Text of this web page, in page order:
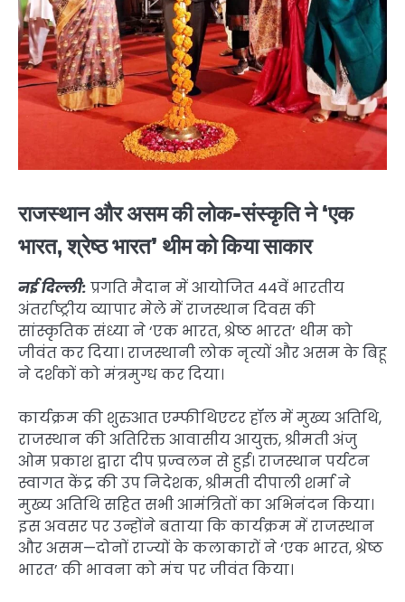
राजस्थान और असम की लोक-संस्कृति ने ‘एक
भारत, श्रेष्ठ भारत’ थीम को किया साकार
नई दिल्ली: प्रगति मैदान में आयोजित 44वें भारतीय
अंतर्राष्ट्रीय व्यापार मेले में राजस्थान दिवस की
सांस्कृतिक संध्या ने ‘एक भारत, श्रेष्ठ भारत’ थीम को
जीवंत कर दिया। राजस्थानी लोक नृत्यों और असम के बिहू
ने दर्शकों को मंत्रमुग्ध कर दिया।
कार्यक्रम की शुरुआत एम्फीथिएटर हॉल में मुख्य अतिथि,
राजस्थान की अतिरिक्त आवासीय आयुक्त, श्रीमती अंजु
ओम प्रकाश द्वारा दीप प्रज्वलन से हुई। राजस्थान पर्यटन
स्वागत केंद्र की उप निदेशक, श्रीमती दीपाली शर्मा ने
मुख्य अतिथि सहित सभी आमंत्रितों का अभिनंदन किया।
इस अवसर पर उन्होंने बताया कि कार्यक्रम में राजस्थान
और असम—दोनों राज्यों के कलाकारों ने ‘एक भारत, श्रेष्ठ
भारत’ की भावना को मंच पर जीवंत किया।